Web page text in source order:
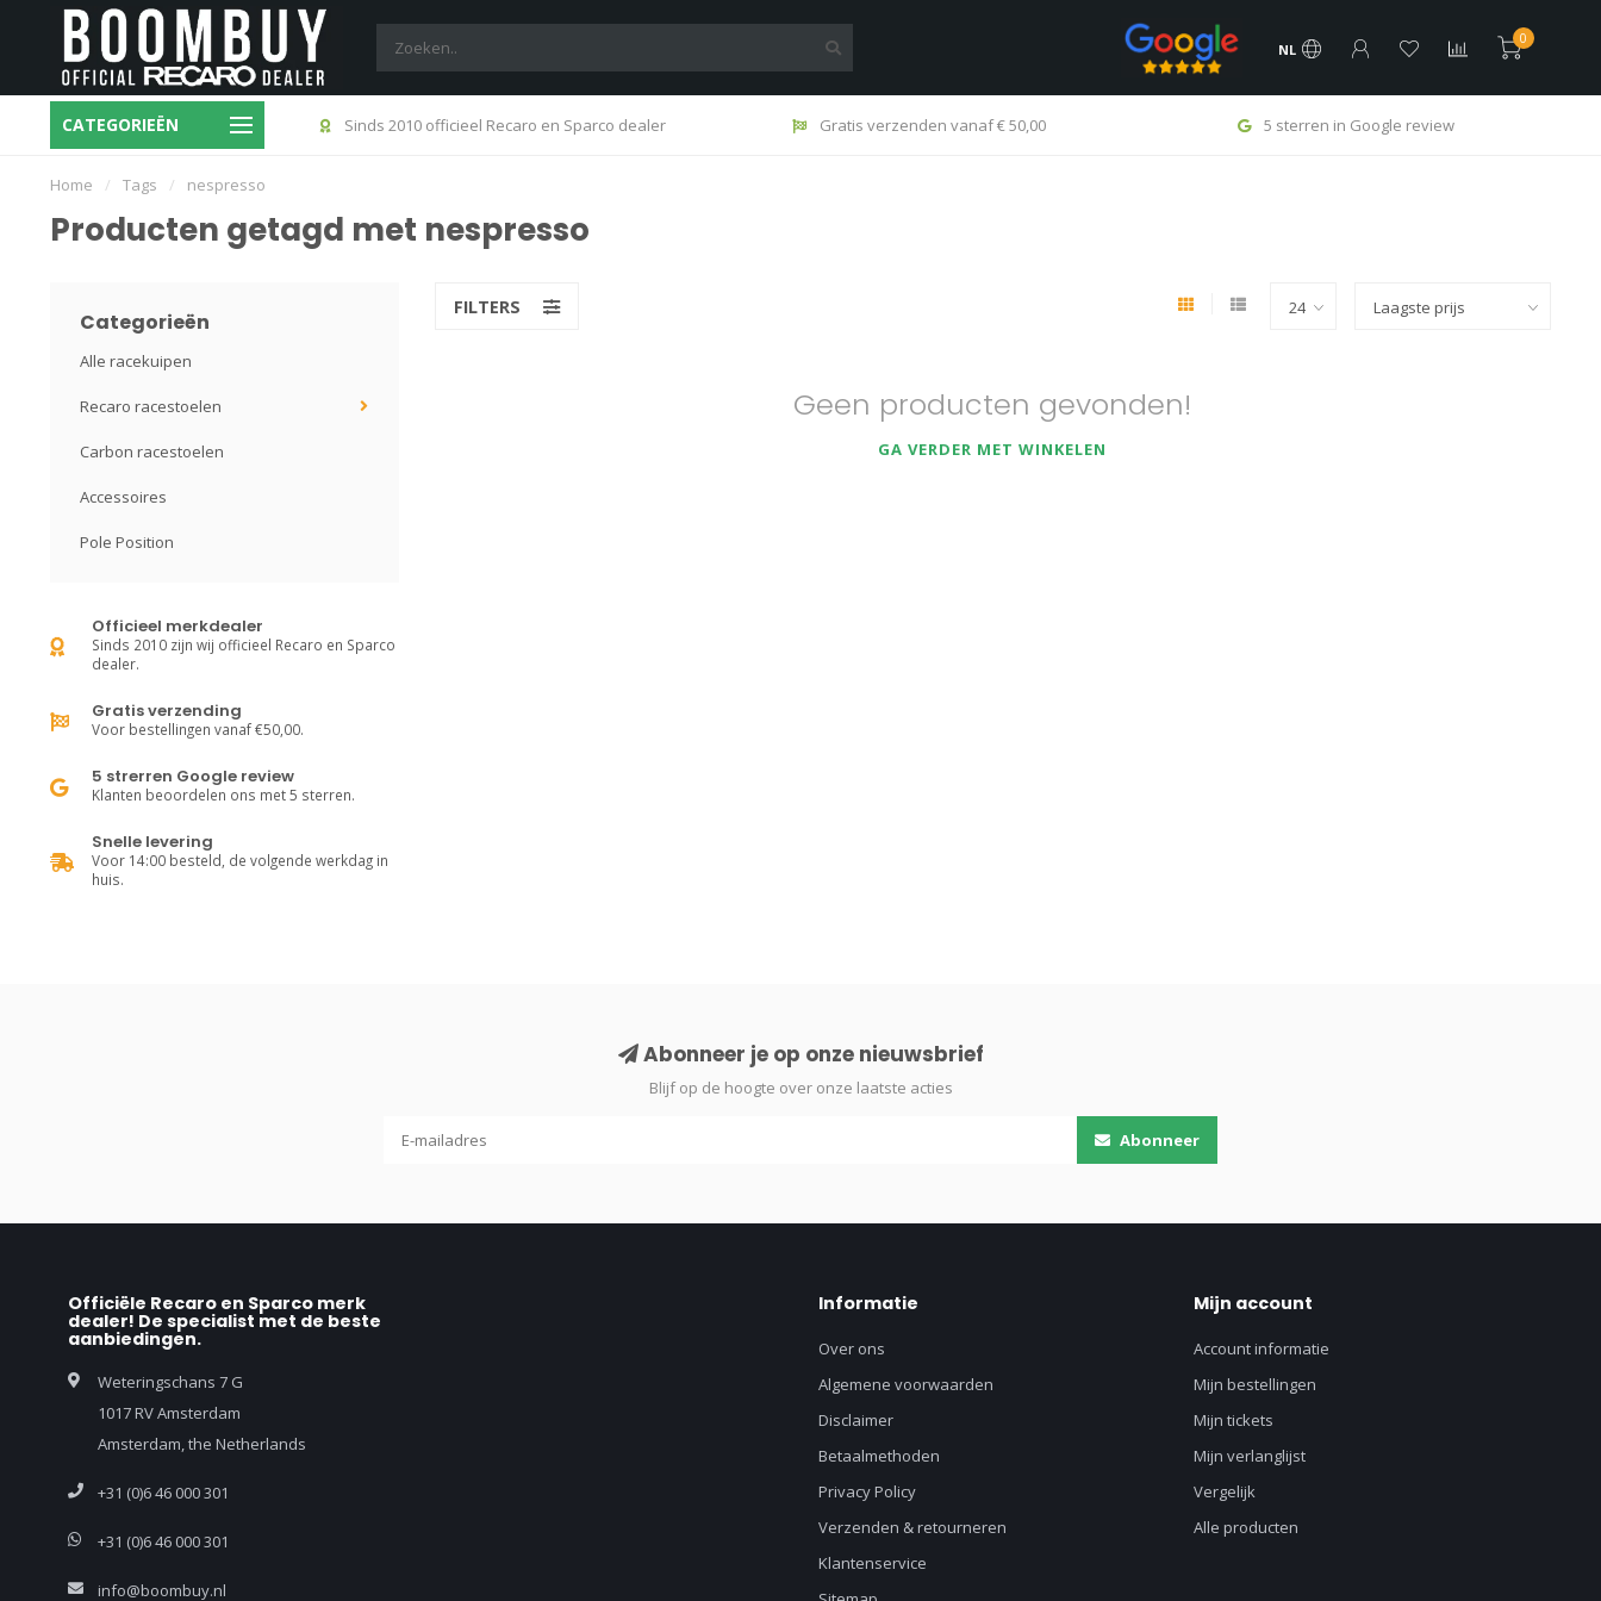
NL
0
CATEGORIEËN
besteld? Morgen in huis Sinds 2010 officieel Recaro en Sparco dealer Gratis verzenden vanaf € 50,00 5 sterren in Google review
Home / Tags / nespresso
Producten getagd met nespresso
Categorieën
Alle racekuipen
Recaro racestoelen
Carbon racestoelen
Accessoires
Pole Position
Officieel merkdealer
Sinds 2010 zijn wij officieel Recaro en Sparco
dealer.
Gratis verzending
Voor bestellingen vanaf €50,00.
5 strerren Google review
Klanten beoordelen ons met 5 sterren.
Snelle levering
Voor 14:00 besteld, de volgende werkdag in
huis.
FILTERS
Geen producten gevonden!
GA VERDER MET WINKELEN
Abonneer je op onze nieuwsbrief
Blijf op de hoogte over onze laatste acties
Abonneer
Officiële Recaro en Sparco merk
dealer! De specialist met de beste
aanbiedingen.
Weteringschans 7 G
1017 RV Amsterdam
Amsterdam, the Netherlands
+31 (0)6 46 000 301
+31 (0)6 46 000 301
info@boombuy.nl
Informatie
Over ons
Algemene voorwaarden
Disclaimer
Betaalmethoden
Privacy Policy
Verzenden & retourneren
Klantenservice
Mijn account
Account informatie
Mijn bestellingen
Mijn tickets
Mijn verlanglijst
Vergelijk
Alle producten